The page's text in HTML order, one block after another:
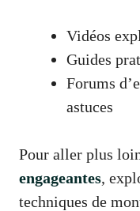
Vidéos
Guides
Forums
astuces
Pour aller plus
engageantes,
techniques de